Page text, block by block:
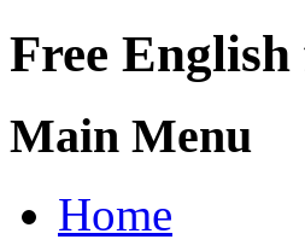
Free
Main Menu
Home